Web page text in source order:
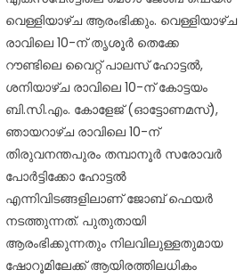
വെള്ളിയാഴ്ച ആരംഭിക്കും. വെള്ളിയാഴ്ച
രാവിലെ 10-ന് തൃശൂര്‍ തെക്കേ
റൗണ്ടിലെ വൈറ്റ് പാലസ് ഹോട്ടല്‍,
ശനിയാഴ്ച രാവിലെ 10-ന് കോട്ടയം
ബി.സി.എം. കോളേജ് (ഓട്ടോണമസ്),
ഞായറാഴ്ച രാവിലെ 10-ന്
തിരുവനന്തപുരം തമ്പാനൂര്‍ സരോവര്‍
പോര്‍ട്ടിക്കോ ഹോട്ടല്‍
എന്നിവിടങ്ങളിലാണ് ജോബ് ഫെയര്‍
നടത്തുന്നത്. പുതുതായി
ആരംഭിക്കുന്നതും നിലവിലുള്ളതുമായ
ഷോറൂമിലേക്ക് ആയിരത്തിലധികം